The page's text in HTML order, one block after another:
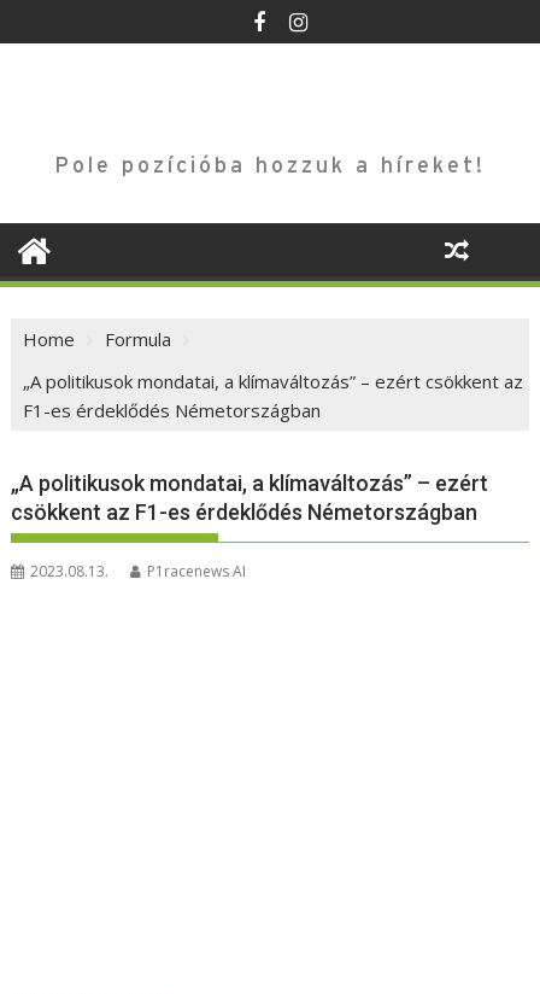
to
Pole pozícióba hozzuk a híreket!
Home
Formula
„A politikusok mondatai, a klímaváltozás” – ezért csökkent az
F1-es érdeklődés Németországban
„A politikusok mondatai, a klímaváltozás” – ezért
csökkent az F1-es érdeklődés Németországban
2023.08.13. P1racenews AI